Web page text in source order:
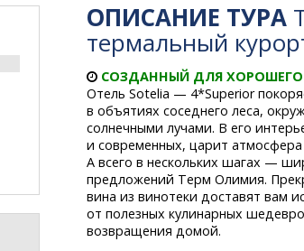
ОПИСАНИЕ ТУРА
термальный
СОЗДАННЫЙ ДЛЯ
Отель Sotelia — 4*Superior
в объятиях соседнего леса,
солнечными лучами. В его
и современных, царит
А всего в нескольких шагах —
предложений Терм Олимия.
вина из винотеки доставят вам
от полезных кулинарных
возвращения домой.